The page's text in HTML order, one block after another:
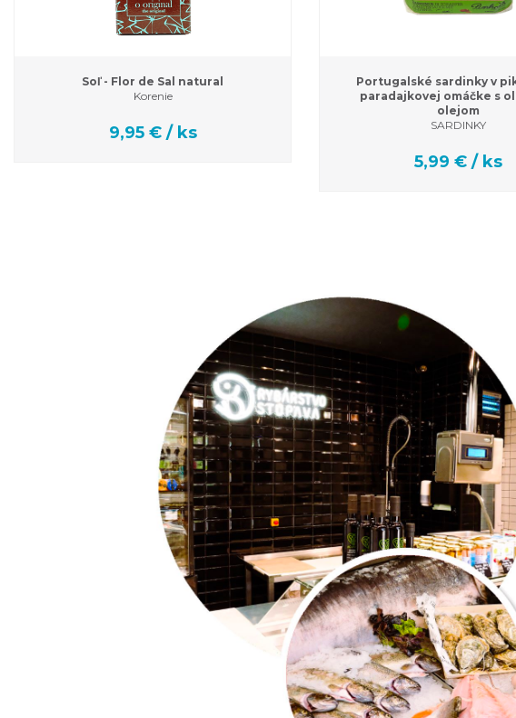
Soľ - Flor de Sal natural
Korenie
9,95 € / ks
Portugalské sardinky v
paradajkovej omáčke s
olejom
SARDINKY
5,99 € / ks